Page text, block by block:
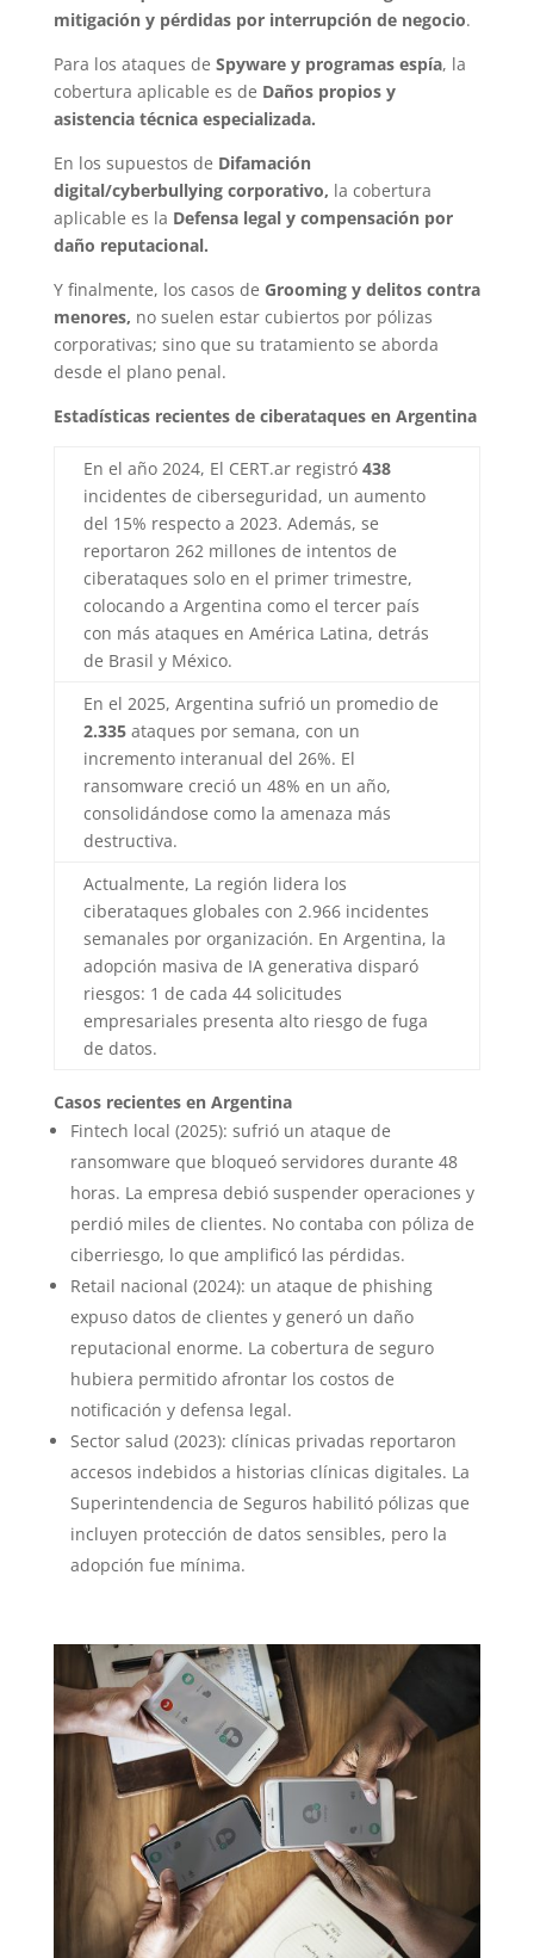
mitigación y pérdidas por interrupción de negocio.
Para los ataques de Spyware y programas espía, la
cobertura aplicable es de Daños propios y
asistencia técnica especializada.
En los supuestos de Difamación
digital/cyberbullying corporativo, la cobertura
aplicable es la Defensa legal y compensación por
daño reputacional.
Y finalmente, los casos de Grooming y delitos contra
menores, no suelen estar cubiertos por pólizas
corporativas; sino que su tratamiento se aborda
desde el plano penal.
Estadísticas recientes de ciberataques en Argentina
En el año 2024, El CERT.ar registró 438
incidentes de ciberseguridad, un aumento
del 15% respecto a 2023. Además, se
reportaron 262 millones de intentos de
ciberataques solo en el primer trimestre,
colocando a Argentina como el tercer país
con más ataques en América Latina, detrás
de Brasil y México.
En el 2025, Argentina sufrió un promedio de
2.335ataques por semana, con un
incremento interanual del 26%. El
ransomware creció un 48% en un año,
consolidándose como la amenaza más
destructiva.
Actualmente, La región lidera los
ciberataques globales con 2.966 incidentes
semanales por organización. En Argentina, la
adopción masiva de IA generativa disparó
riesgos: 1 de cada 44 solicitudes
empresariales presenta alto riesgo de fuga
de datos.
Casos recientes en Argentina
Fintech local (2025): sufrió un ataque de
ransomware que bloqueó servidores durante 48
horas. La empresa debió suspender operaciones y
perdió miles de clientes. No contaba con póliza de
ciberriesgo, lo que amplificó las pérdidas.
Retail nacional (2024): un ataque de phishing
expuso datos de clientes y generó un daño
reputacional enorme. La cobertura de seguro
hubiera permitido afrontar los costos de
notificación y defensa legal.
Sector salud (2023): clínicas privadas reportaron
accesos indebidos a historias clínicas digitales. La
Superintendencia de Seguros habilitó pólizas que
incluyen protección de datos sensibles, pero la
adopción fue mínima.